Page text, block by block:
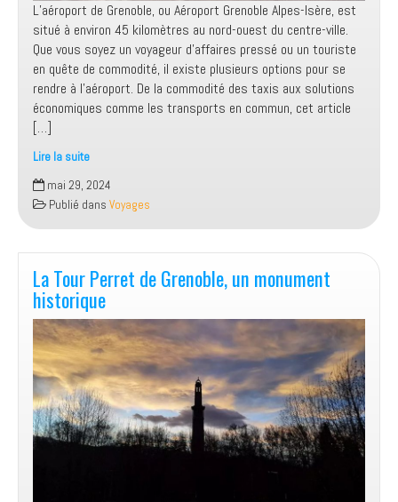
L’aéroport de Grenoble, ou Aéroport Grenoble Alpes-Isère, est
situé à environ 45 kilomètres au nord-ouest du centre-ville.
Que vous soyez un voyageur d’affaires pressé ou un touriste
en quête de commodité, il existe plusieurs options pour se
rendre à l’aéroport. De la commodité des taxis aux solutions
économiques comme les transports en commun, cet article
[…]
Lire la suite
Comment
se
rendre
à
l’aéroport
de
Grenoble
?
mai 29, 2024
Publié dans Voyages
La Tour Perret de Grenoble, un monument
historique